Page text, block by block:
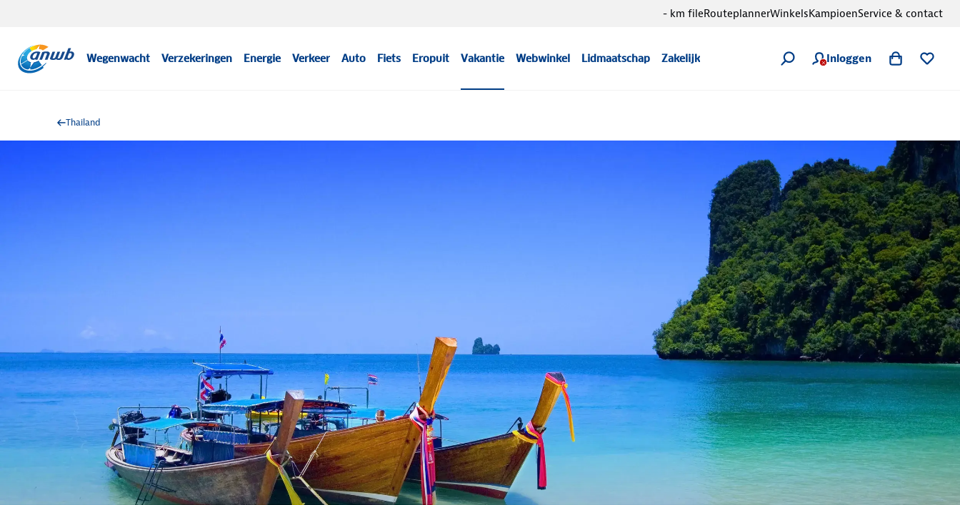
Wegenwacht Verzekeringen Energie Verkeer Auto Fiets Eropuit Vakantie Webwinkel Lidmaatschap Zakelijk Inloggen
- km fileRouteplannerWinkelsKampioenService & contact
Thailand